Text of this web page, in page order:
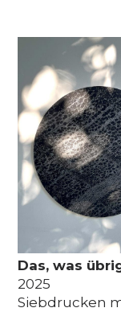
Das, was
2025
Siebdrucken